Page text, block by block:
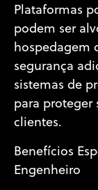
Plataformas
podem ser
hospedagem
segurança
sistemas de
para proteger
clientes.
Benefícios
Engenheiro